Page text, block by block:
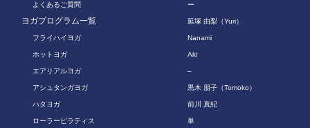
よくあるご質問
ヨガプログラム一覧
フライハイヨガ
ホットヨガ
エアリアルヨガ
アシュタンガヨガ
ハタヨガ
ローラーピラティス
ー
延塚 由梨（Yuri）
Nanami
Aki
–
黒木 朋子（Tomoko）
前川 真紀
単